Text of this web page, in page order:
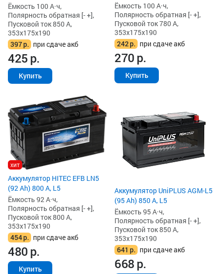
Ёмкость 100 А·ч,
Полярность обратная [- +],
Пусковой ток 850 А,
353x175x190
397р. при сдаче акб
425р.
Купить
Ёмкость 100 А·ч,
Полярность обратная [- +],
Пусковой ток 780 А,
353x175x190
242р. при сдаче акб
270р.
Купить
хит
Аккумулятор HITEC EFB LN5
(92 Ah) 800 А, L5
Ёмкость 92 А·ч,
Полярность обратная [- +],
Пусковой ток 800 А,
353x175x190
454р. при сдаче акб
480р.
Купить
Аккумулятор UniPLUS AGM-L5
(95 Ah) 850 А, L5
Ёмкость 95 А·ч,
Полярность обратная [- +],
Пусковой ток 850 А,
353x175x190
641 р. при сдаче акб
668р.